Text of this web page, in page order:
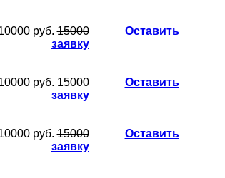
руб.15000
Оставить
заявку
руб.15000
Оставить
заявку
руб.15000
Оставить
заявку